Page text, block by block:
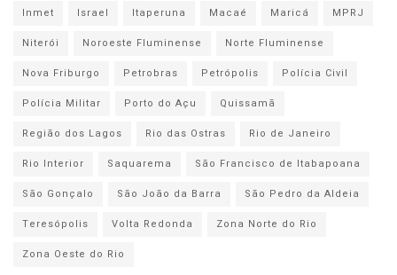
Inmet
Israel Itaperuna Macaé Maricá
MPRJ
Niterói
Noroeste Fluminense
Norte Fluminense
Nova Friburgo
Petrobras Petrópolis
Polícia Civil
Polícia Militar
Porto do Açu
Quissamã
Região dos Lagos
Rio das Ostras
Rio de Janeiro
Rio Interior
Saquarema
São Francisco de Itabapoana
São Gonçalo
São João da Barra
São Pedro da Aldeia
Teresópolis
Volta Redonda
Zona Norte do Rio
Zona Oeste do Rio